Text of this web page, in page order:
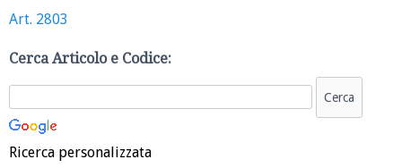
Art. 2803
Cerca Articolo e Codice:
Ricerca personalizzata